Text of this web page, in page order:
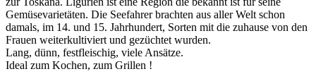
Gemüsevarietäten. Die Seefahrer brachten aus aller Welt schon
damals, im 14. und 15. Jahrhundert, Sorten mit die zuhause von den
Frauen weiterkultiviert und gezüchtet wurden.
Lang, dünn, festfleischig, viele Ansätze.
Ideal zum Kochen, zum Grillen !